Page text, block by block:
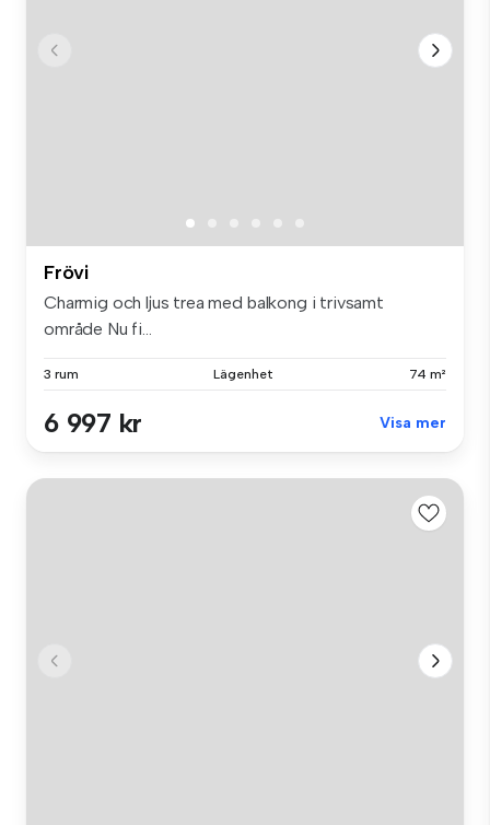
Frövi
Charmig och ljus trea med balkong i trivsamt
område Nu fi...
3 rum Lägenhet 74 m²
6 997 kr Visa mer